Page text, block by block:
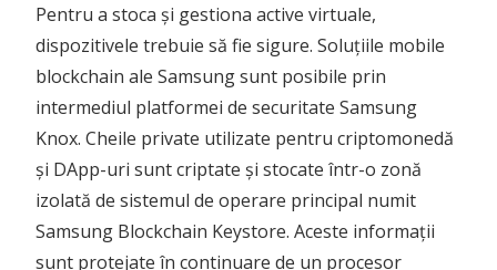
Pentru a stoca și gestiona active virtuale,
dispozitivele trebuie să fie sigure. Soluțiile mobile
blockchain ale Samsung sunt posibile prin
intermediul platformei de securitate Samsung
Knox. Cheile private utilizate pentru criptomonedă
și DApp-uri sunt criptate și stocate într-o zonă
izolată de sistemul de operare principal numit
Samsung Blockchain Keystore. Aceste informații
sunt protejate în continuare de un procesor